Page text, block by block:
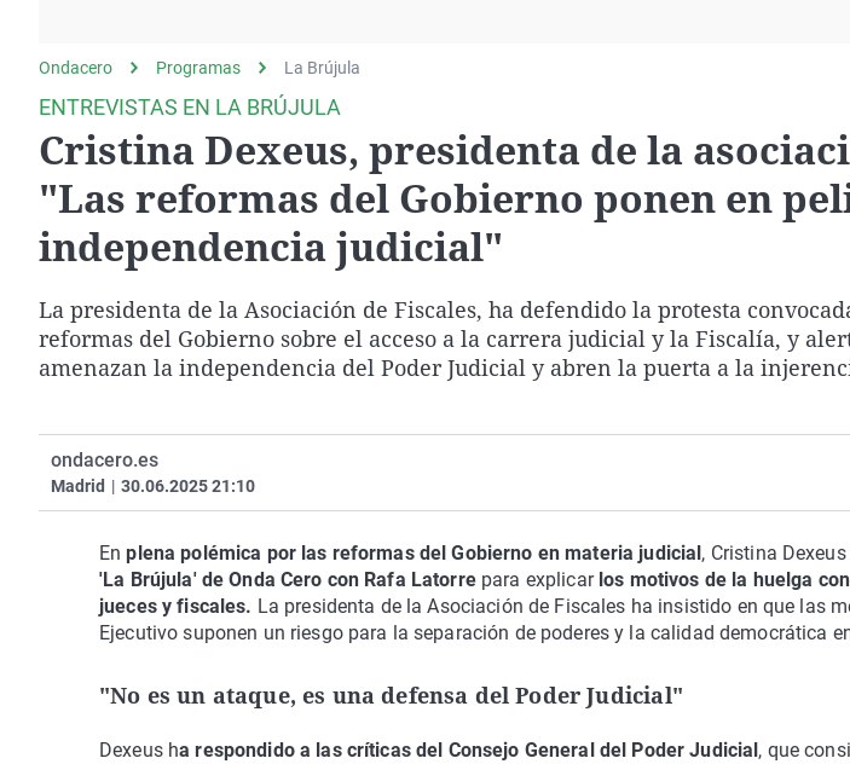
Como el perro y el
gato
Negra
Navarra
Ondacero Programas La Brújula
ENTREVISTAS EN LA BRÚJULA
Cristina Dexeus, presidenta de la
"Las reformas del Gobierno ponen en
independencia judicial"
La presidenta de la Asociación de Fiscales, ha defendido la protesta
reformas del Gobierno sobre el acceso a la carrera judicial y la Fiscalía, y
amenazan la independencia del Poder Judicial y abren la puerta a la
ondacero.es
Madrid | 30.06.2025 21:10
Enplena polémica por las reformas del Gobierno en materia judicial, Cristina
'La Brújula' de Onda Cero con Rafa Latorre para explicar los motivos de la huelga
jueces y fiscales. La presidenta de la Asociación de Fiscales ha insistido en que las
Ejecutivo suponen un riesgo para la separación de poderes y la calidad democrática
"No es un ataque, es una defensa del Poder Judicial"
Dexeus ha respondido a las críticas del Consejo General del Poder Judicial, que